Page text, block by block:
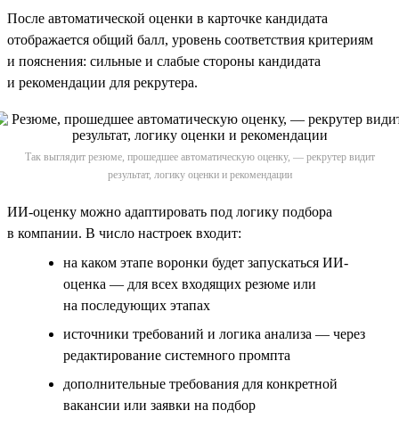
После автоматической оценки в карточке кандидата
отображается общий балл, уровень соответствия критериям
и пояснения: сильные и слабые стороны кандидата
и рекомендации для рекрутера.
Так выглядит резюме, прошедшее автоматическую оценку, — рекрутер видит
результат, логику оценки и рекомендации
ИИ-оценку можно адаптировать под логику подбора
в компании. В число настроек входит:
на каком этапе воронки будет запускаться ИИ-
оценка — для всех входящих резюме или
на последующих этапах
источники требований и логика анализа — через
редактирование системного промпта
дополнительные требования для конкретной
вакансии или заявки на подбор